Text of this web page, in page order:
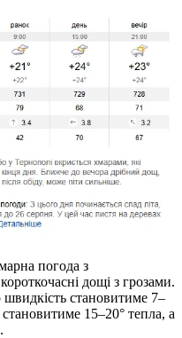
погода з
дощі з грозами.
швидкість становитиме 7–
15–20° тепла, а